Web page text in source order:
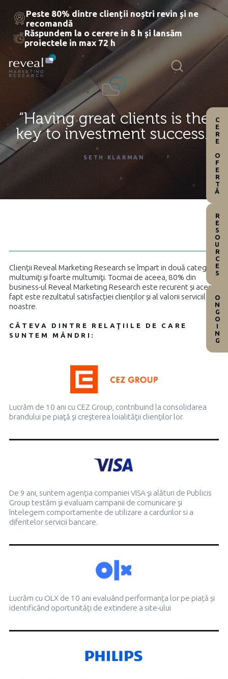
content
Peste 80% dintre clienții noștri revin și ne
recomandă
Răspundem la o cerere in 8 h și lansăm
proiectele in max 72 h
“Having great clients is the
key to investment success.”
SETH KLARMAN
Clienţii Reveal Marketing Research se împart in două categorii:
multumiţi şi foarte multumiţi. Tocmai de aceea, 80% din
business-ul Reveal Marketing Research este recurent și acest
fapt este rezultatul satisfacției clienților și al valorii serviciilor
noastre.
CÂTEVA DINTRE RELAŢIILE DE CARE
SUNTEM MÂNDRI:
Lucrăm de 10 ani cu CEZ Group, contribuind la consolidarea
brandului pe piaţă şi creşterea loialităţii clienţilor lor.
De 9 ani, suntem agenţia companiei VISA şi alături de Publicis
Group testăm şi evaluam campanii de comunicare şi
întelegem comportamente de utilizare a cardurilor si a
diferitelor servicii bancare.
Lucrăm cu OLX de 10 ani evaluând performanța lor pe piață și
identificând oportunități de extindere a site-ului
CERE OFERTĂ
RESOURCES
ONGOING